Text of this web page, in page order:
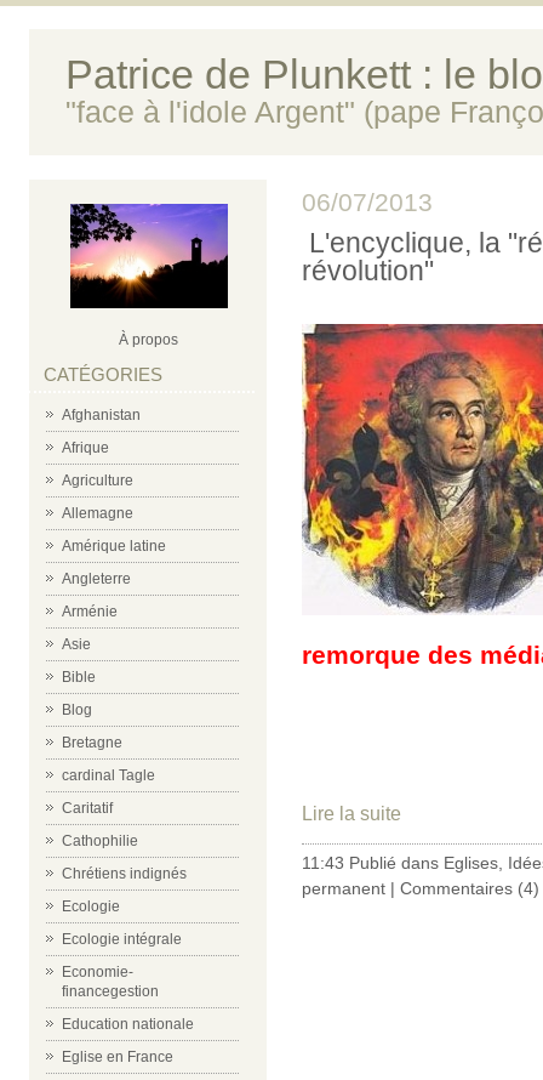
Patrice de Plunkett : le
"face à l'idole Argent" (pape
À propos
CATÉGORIES
Afghanistan
Afrique
Agriculture
Allemagne
Amérique latine
Angleterre
Arménie
Asie
Bible
Blog
Bretagne
cardinal Tagle
Caritatif
Cathophilie
Chrétiens indignés
Ecologie
Ecologie intégrale
Economie-
financegestion
Education nationale
Eglise en France
06/07/2013
L'encyclique, la
révolution"
remorque des
Lire la suite
11:43 Publié dans Eglises
permanent | Commentaires (4)